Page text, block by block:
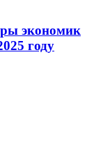
экономик
году